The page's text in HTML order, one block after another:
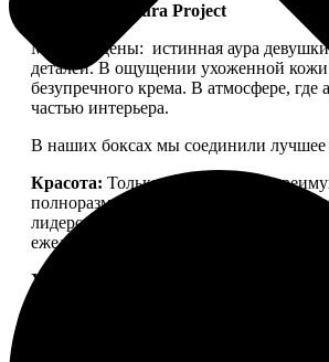
Философия Aura Project
Мы убеждены: истинная аура
деталей. В ощущении ухоженной кожи
безупречного крема. В атмосфере, где
частью интерьера.
В наших боксах мы соединили лучшее
Красота: Только качественная,
полноразмерная косметика.
лидеров бьюти-рынка, которые
ежедневную рутину.
Уют:
Детали для дома, создающие
свечей для медитации до арома-
уникальной парфюмерной